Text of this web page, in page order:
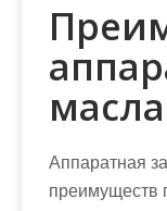
масла
Аппаратная
преимуществ